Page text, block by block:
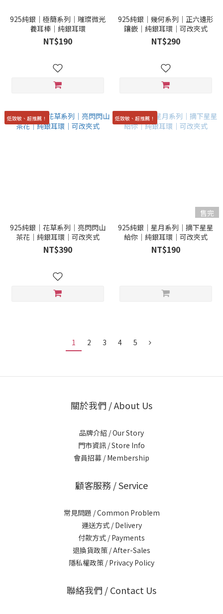
925純銀｜極簡系列｜璀璨微光
養耳棒｜純銀耳環
NT$190
925純銀｜幾何系列｜正六邊形
鑲嵌｜純銀耳環｜可改夾式
NT$290
低致敏、超推薦！
925純銀｜花草系列｜亮閃閃山
茶花｜純銀耳環｜可改夾式
NT$390
低致敏、超推薦！
售完
925純銀｜星月系列｜摘下星星
給你｜純銀耳環｜可改夾式
NT$190
1 2 3 4 5
關於我們 / About Us
品牌介紹 / Our Story
門市資訊 / Store Info
會員招募 / Membership
顧客服務 / Service
常見問題 / Common Problem
運送方式 / Delivery
付款方式 / Payments
退換貨政策 / After-Sales
隱私權政策 / Privacy Policy
聯絡我們 / Contact Us